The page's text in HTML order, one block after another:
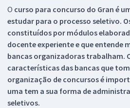
O curso para concurso do Gran é
estudar para o processo seletivo.
constituídos por módulos
docente experiente e que entende
bancas organizadoras trabalham.
características das bancas que
organização de concursos é
uma tem a sua forma de
seletivos.